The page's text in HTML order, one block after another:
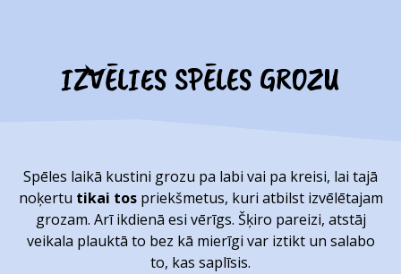
IZVĒLIES SPĒLES GROZU
Spēles laikā kustini grozu pa labi vai pa kreisi, lai tajā
noķertu tikai tospriekšmetus, kuri atbilst izvēlētajam
grozam. Arī ikdienā esi vērīgs. Šķiro pareizi, atstāj
veikala plauktā to bez kā mierīgi var iztikt un salabo
to, kas saplīsis.